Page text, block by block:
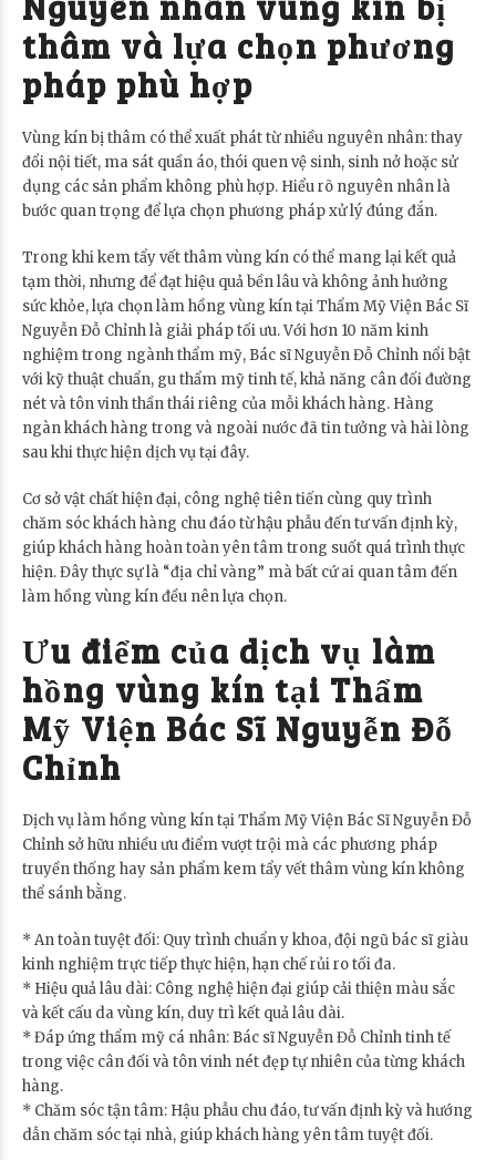
thâm và lựa chọn phương
pháp phù hợp
Vùng kín bị thâm có thể xuất phát từ nhiều nguyên nhân: thay
đổi nội tiết, ma sát quần áo, thói quen vệ sinh, sinh nở hoặc sử
dụng các sản phẩm không phù hợp. Hiểu rõ nguyên nhân là
bước quan trọng để lựa chọn phương pháp xử lý đúng đắn.
Trong khi kem tẩy vết thâm vùng kín có thể mang lại kết quả
tạm thời, nhưng để đạt hiệu quả bền lâu và không ảnh hưởng
sức khỏe, lựa chọn làm hồng vùng kín tại Thẩm Mỹ Viện Bác Sĩ
Nguyễn Đỗ Chỉnh là giải pháp tối ưu. Với hơn 10 năm kinh
nghiệm trong ngành thẩm mỹ, Bác sĩ Nguyễn Đỗ Chỉnh nổi bật
với kỹ thuật chuẩn, gu thẩm mỹ tinh tế, khả năng cân đối đường
nét và tôn vinh thần thái riêng của mỗi khách hàng. Hàng
ngàn khách hàng trong và ngoài nước đã tin tưởng và hài lòng
sau khi thực hiện dịch vụ tại đây.
Cơ sở vật chất hiện đại, công nghệ tiên tiến cùng quy trình
chăm sóc khách hàng chu đáo từ hậu phẫu đến tư vấn định kỳ,
giúp khách hàng hoàn toàn yên tâm trong suốt quá trình thực
hiện. Đây thực sự là “địa chỉ vàng” mà bất cứ ai quan tâm đến
làm hồng vùng kín đều nên lựa chọn.
Ưu điểm của dịch vụ làm
hồng vùng kín tại Thẩm
Mỹ Viện Bác Sĩ Nguyễn Đỗ
Chỉnh
Dịch vụ làm hồng vùng kín tại Thẩm Mỹ Viện Bác Sĩ Nguyễn Đỗ
Chỉnh sở hữu nhiều ưu điểm vượt trội mà các phương pháp
truyền thống hay sản phẩm kem tẩy vết thâm vùng kín không
thể sánh bằng.
* An toàn tuyệt đối: Quy trình chuẩn y khoa, đội ngũ bác sĩ giàu
kinh nghiệm trực tiếp thực hiện, hạn chế rủi ro tối đa.
* Hiệu quả lâu dài: Công nghệ hiện đại giúp cải thiện màu sắc
và kết cấu da vùng kín, duy trì kết quả lâu dài.
* Đáp ứng thẩm mỹ cá nhân: Bác sĩ Nguyễn Đỗ Chỉnh tinh tế
trong việc cân đối và tôn vinh nét đẹp tự nhiên của từng khách
hàng.
* Chăm sóc tận tâm: Hậu phẫu chu đáo, tư vấn định kỳ và hướng
dẫn chăm sóc tại nhà, giúp khách hàng yên tâm tuyệt đối.